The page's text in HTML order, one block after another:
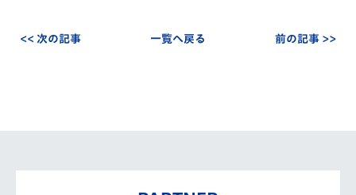
<< 次の記事 一覧へ戻る 前の記事 >>